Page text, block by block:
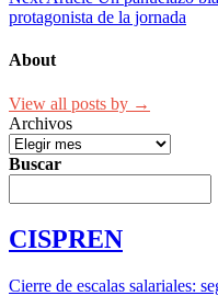
de
protagonista de la jornada
About
View all posts by →
Archivos
Buscar
CISPREN
Cierre de escalas salariales: